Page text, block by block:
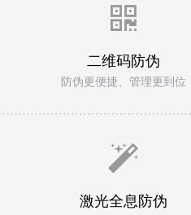
二维码防伪
防伪更便捷、管理更到位
激光全息防伪